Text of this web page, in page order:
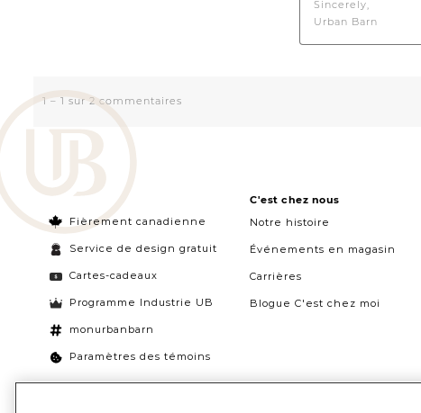
Fièrement canadienne
Service de design gratuit
Cartes-cadeaux
Programme Industrie UB
monurbanbarn
Paramètres des témoins
C'est chez nous
Notre histoire
Événements en magasin
Carrières
Blogue C'est chez moi